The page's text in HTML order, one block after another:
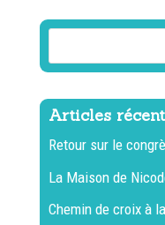
Articles
Retour sur le
La Maison de
Chemin de croix à